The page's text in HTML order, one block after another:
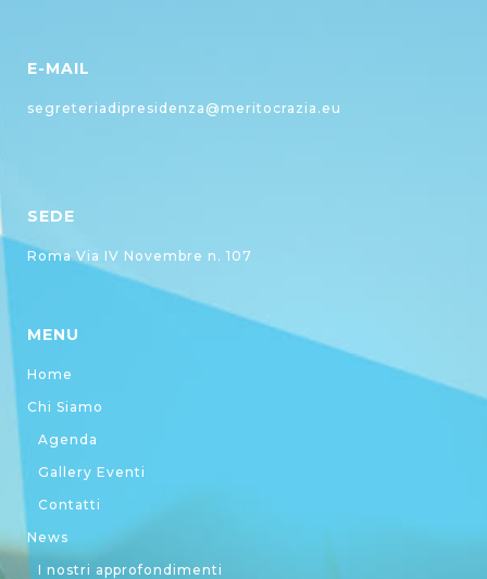
E-MAIL
segreteriadipresidenza@meritocrazia.eu
SEDE
Roma Via IV Novembre n. 107
MENU
Home
Chi Siamo
Agenda
Gallery Eventi
Contatti
News
I nostri approfondimenti